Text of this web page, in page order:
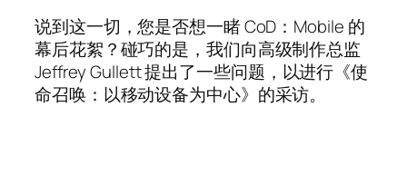
说到这一切，您是否想一睹 CoD：Mobile 的
幕后花絮？碰巧的是，我们向高级制作总监
Jeffrey Gullett 提出了一些问题，以进行《使
命召唤：以移动设备为中心》的采访。